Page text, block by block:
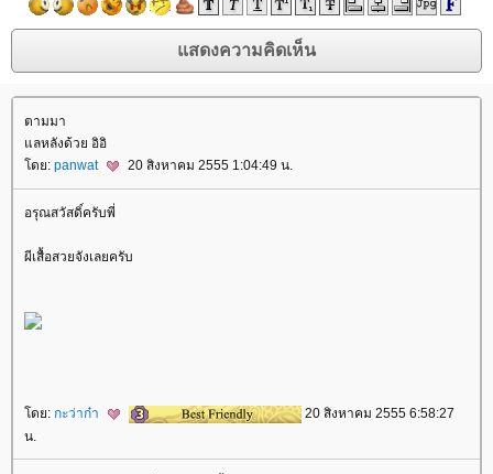
ตามมา
ลหลังด้วย อิอิ
ดย: panwat 20 สิงหาคม 2555 1:04:49 น.
อรุณสวัสดิ์ครับพี่
ผีเสื้อสวยจังเลยครับ
ดย: กะว่าก๋า
20 สิงหาคม 2555 6:58:27
น.